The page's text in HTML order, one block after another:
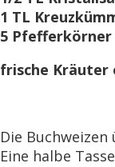
1 TL
5 Pfefferkörner
frische Kräuter
Die
Eine halbe